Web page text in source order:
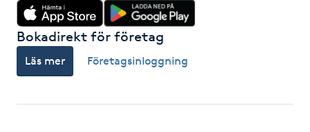
Hälsa
Hälsprickor
Bokadirekt för företag
Läs mer Företagsinloggning